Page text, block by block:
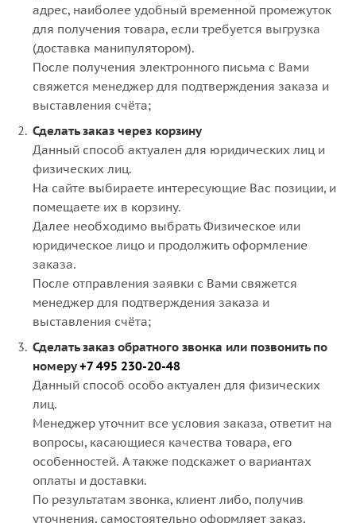
адрес, наиболее удобный временной промежуток
для получения товара, если требуется выгрузка
(доставка манипулятором).
После получения электронного письма с Вами
свяжется менеджер для подтверждения заказа и
выставления счёта;
Сделать заказ через корзину
Данный способ актуален для юридических лиц и
физических лиц.
На сайте выбираете интересующие Вас позиции, и
помещаете их в корзину.
Далее необходимо выбрать Физическое или
юридическое лицо и продолжить оформление
заказа.
После отправления заявки с Вами свяжется
менеджер для подтверждения заказа и
выставления счёта;
Сделать заказ обратного звонка или позвонить по
номеру+7 495 230-20-48
Данный способ особо актуален для физических
лиц.
Менеджер уточнит все условия заказа, ответит на
вопросы, касающиеся качества товара, его
особенностей. А также подскажет о вариантах
оплаты и доставки.
По результатам звонка, клиент либо, получив
уточнения, самостоятельно оформляет заказ,